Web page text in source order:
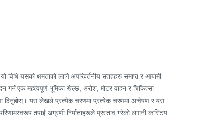
विधि यसको क्षमताको लागि अपरिवर्तनीय सतहहरू समाप्त र आयामी
गर्न एक महत्वपूर्ण भूमिका खेल्छ, अरोश, मोटर वाहन र चिकित्सा
दिनुहोस्। यस लेखले प्रत्येक चरणमा प्रत्येक चरणमा अन्वेषण र यस
तपाईं अग्रणी निर्माताहरूले प्रस्ताव गरेको लगानी कास्टिय